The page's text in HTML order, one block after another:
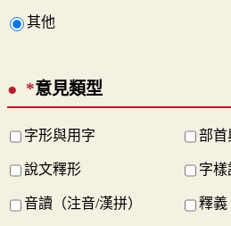
其他
*意見類型
字形與用字 部首
說文釋形 字樣
音讀（注音/漢拼） 釋義